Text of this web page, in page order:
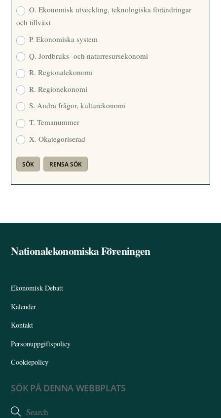
O. Ekonomisk utveckling, teknologiska förändringar
och tillväxt
P. Ekonomiska system
Q. Jordbruks- och naturresursekonomi
R. Regionalekonomi
R. Regionekonomi
S. Andra frågor, kulturekonomi
T. Temanummer
X. Okategoriserad
Back
Nationalekonomiska Föreningen
Ekonomisk Debatt
Kalender
Kontakt
Personuppgiftspolicy
Cookiepolicy
SÖK PÅ DENNA WEBBPLATS